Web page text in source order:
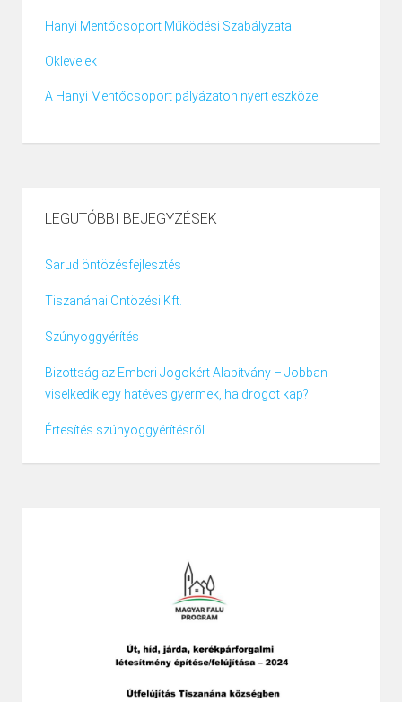
Hanyi Mentőcsoport Működési Szabályzata
Oklevelek
A Hanyi Mentőcsoport pályázaton nyert eszközei
LEGUTÓBBI BEJEGYZÉSEK
Sarud öntözésfejlesztés
Tiszanánai Öntözési Kft.
Szúnyoggyérítés
Bizottság az Emberi Jogokért Alapítvány – Jobban
viselkedik egy hatéves gyermek, ha drogot kap?
Értesítés szúnyoggyérítésről